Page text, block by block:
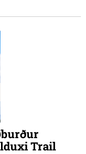
klúbbmeistari
Trail